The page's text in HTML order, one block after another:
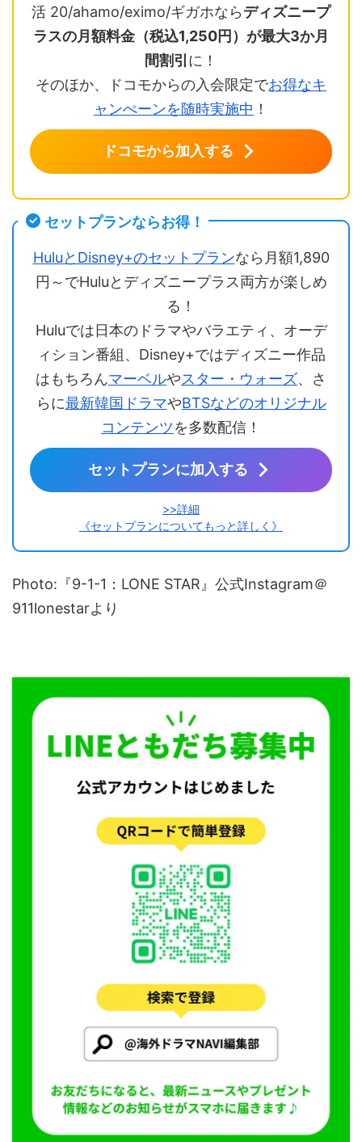
活 20/ahamo/eximo/ギガホならディズニープ
ラスの月額料金（税込1,250円）が最大3か月
間割引に！
そのほか、ドコモからの入会限定でお得なキ
ャンぺーンを随時実施中 ！
ドコモから加入する
セットプランならお得！
HuluとDisney+のセットプランなら月額1,890
円～でHuluとディズニープラス両方が楽しめ
る！
Huluでは日本のドラマやバラエティ、オーデ
ィション番組、Disney+ではディズニー作品
はもちろんマーベルやスター・ウォーズ、さ
らに最新韓国ドラマやBTSなどのオリジナル
コンテンツを多数配信！
セットプランに加入する
>>詳細
《セットプランについてもっと詳しく》
Photo:『9-1-1：LONE STAR』公式Instagram＠
911lonestarより